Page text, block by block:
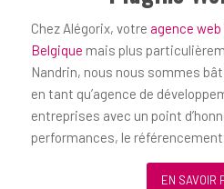
Chez Alégorix, votre agence
Belgique mais plus
Nandrin, nous nous sommes
en tant qu’agence de
entreprises avec un point
performances, le
EN SAVOIR